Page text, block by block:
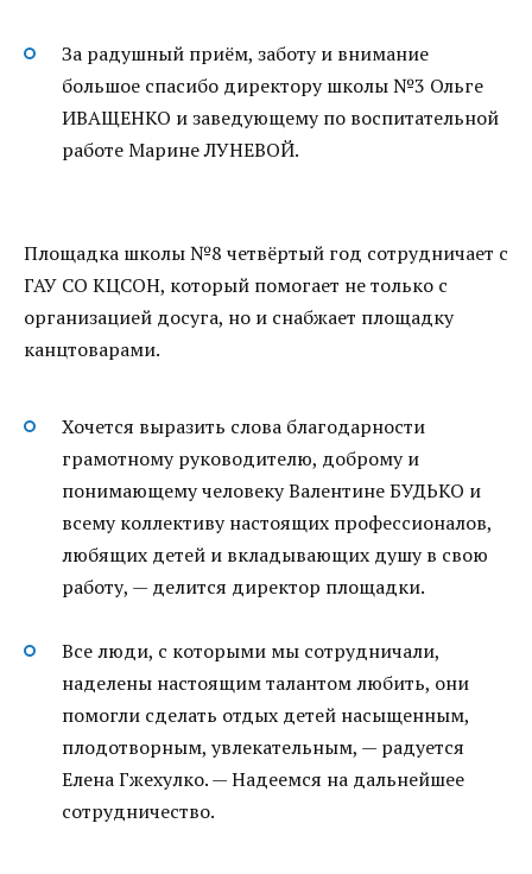
За радушный приём, заботу и внимание
большое спасибо директору школы №3 Ольге
ИВАЩЕНКО и заведующему по воспитательной
работе Марине ЛУНЕВОЙ.
Площадка школы №8 четвёртый год сотрудничает с
ГАУ СО КЦСОН, который помогает не только с
организацией досуга, но и снабжает площадку
канцтоварами.
Хочется выразить слова благодарности
грамотному руководителю, доброму и
понимающему человеку Валентине БУДЬКО и
всему коллективу настоящих профессионалов,
любящих детей и вкладывающих душу в свою
работу, — делится директор площадки.
Все люди, с которыми мы сотрудничали,
наделены настоящим талантом любить, они
помогли сделать отдых детей насыщенным,
плодотворным, увлекательным, — радуется
Елена Гжехулко. — Надеемся на дальнейшее
сотрудничество.